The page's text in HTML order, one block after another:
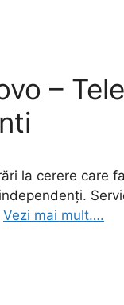
–
la cerere care
Vezi mai mult….